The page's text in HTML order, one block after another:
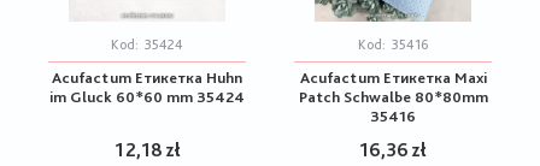
Kod: 35424
Acufactum Етикетка Huhn
im Gluck 60*60 mm 35424
12,18 zł
Kod: 35416
Acufactum Етикетка Maxi
Patch Schwalbe 80*80mm
35416
16,36 zł